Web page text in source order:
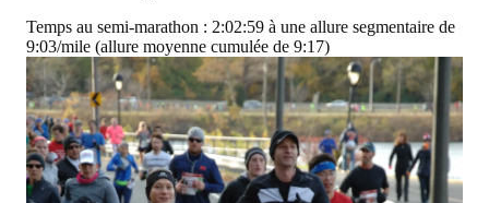
Temps au semi-marathon : 2:02:59 à une allure segmentaire de
9:03/mile (allure moyenne cumulée de 9:17)